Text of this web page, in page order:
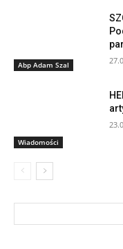
Abp Adam Szal
Wiadomości